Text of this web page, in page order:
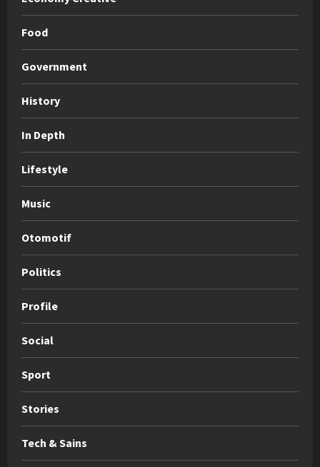
Food
Government
History
In Depth
Lifestyle
Music
Otomotif
Politics
Profile
Social
Sport
Stories
Tech & Sains